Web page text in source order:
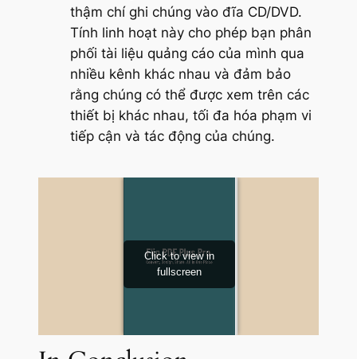
thậm chí ghi chúng vào đĩa CD/DVD.
Tính linh hoạt này cho phép bạn phân
phối tài liệu quảng cáo của mình qua
nhiều kênh khác nhau và đảm bảo
rằng chúng có thể được xem trên các
thiết bị khác nhau, tối đa hóa phạm vi
tiếp cận và tác động của chúng.